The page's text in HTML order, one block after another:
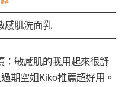
感肌洗面乳
：敏感肌的我用起來很舒
期空姐Kiko推薦超好用。